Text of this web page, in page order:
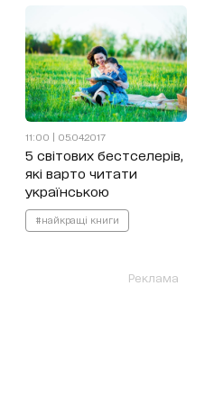
11:00 | 05.04.2017
5 світових бестселерів,
які варто читати
українською
#найкращі книги
Реклама